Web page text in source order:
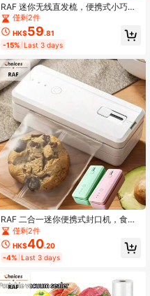
RAF 迷你无线直发梳，便携式小巧直
发梳，30秒快速加热，4档温度设
置，USB充电，便携式卷发器，小巧
加热梳，便携式刘海胡须直发器，20
00mAh锂电池，负离子技术持久亮
性居家、聚会或外出时的理想礼物。
僅剩2件
HK$59.81
-15% Last 3 days
RAF 二合一迷你便携式封口机，食品
包装机，厨房封口机，USB充电，厨
房电器
僅剩2件
HK$40.20
-4% Last 3 days